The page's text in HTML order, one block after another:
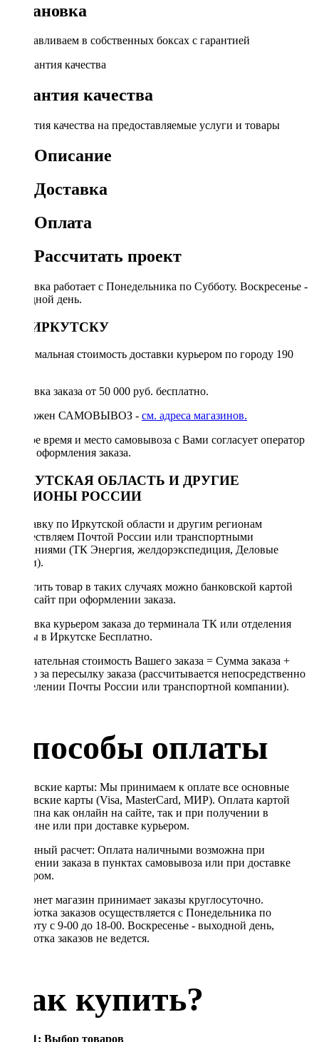
Установка
Устанавливаем в собственных боксах с гарантией
Гарантия качества
Гарантия качества на предоставляемые услуги и товары
Описание
Доставка
Оплата
Рассчитать проект
Доставка работает с Понедельника по Субботу. Воскресенье -
выходной день.
ПО ИРКУТСКУ
Минимальная стоимость доставки курьером по городу 190
Доставка заказа от 50 000 руб. бесплатно.
Возможен САМОВЫВОЗ - см. адреса магазинов.
Точное время и место самовывоза с Вами согласует оператор
после оформления заказа.
ИРКУТСКАЯ ОБЛАСТЬ И ДРУГИЕ
РЕГИОНЫ РОССИИ
Отправку по Иркутской области и другим регионам
осуществляем Почтой России или транспортными
компаниями (ТК Энергия, желдорэкспедиция, Деловые
линии).
Оплатить товар в таких случаях можно банковской картой
через сайт при оформлении заказа.
Доставка курьером заказа до терминала ТК или отделения
Почты в Иркутске Бесплатно.
Окончательная стоимость Вашего заказа = Сумма заказа +
Тариф за пересылку заказа (рассчитывается непосредственно
в отделении Почты России или транспортной компании).
Способы оплаты
Банковские карты: Мы принимаем к оплате все основные
банковские карты (Visa, MasterCard, МИР). Оплата картой
доступна как онлайн на сайте, так и при получении в
магазине или при доставке курьером.
Наличный расчет: Оплата наличными возможна при
получении заказа в пунктах самовывоза или при доставке
курьером.
Интернет магазин принимает заказы круглосуточно.
Обработка заказов осуществляется с Понедельника по
Субботу с 9-00 до 18-00. Воскресенье - выходной день,
обработка заказов не ведется.
Как купить?
Шаг 1: Выбор товаров